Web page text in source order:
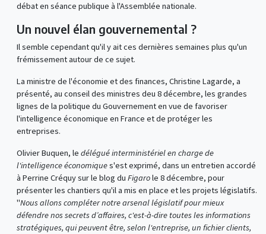
débat en séance publique à l'Assemblée nationale.
Un nouvel élan gouvernemental ?
Il semble cependant qu'il y ait ces dernières semaines plus qu'un
frémissement autour de ce sujet.
La ministre de l'économie et des finances, Christine Lagarde, a
présenté, au conseil des ministres deu 8 décembre, les grandes
lignes de la politique du Gouvernement en vue de favoriser
l'intelligence économique en France et de protéger les
entreprises.
Olivier Buquen, le délégué interministériel en charge de
l'intelligence économiques'est exprimé, dans un entretien accordé
à Perrine Créquy sur le blog du Figarole 8 décembre, pour
présenter les chantiers qu'il a mis en place et les projets législatifs.
"Nous allons compléter notre arsenal législatif pour mieux
défendre nos secrets d’affaires, c'est-à-dire toutes les informations
stratégiques, qui peuvent être, selon l'entreprise, un fichier clients,